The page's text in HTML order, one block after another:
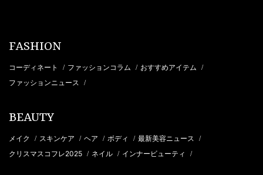
FASHION
コーディネート / ファッションコラム / おすすめアイテム /
ファッションニュース /
BEAUTY
メイク / スキンケア / ヘア / ボディ / 最新美容ニュース /
クリスマスコフレ2025 / ネイル / インナービューティ /